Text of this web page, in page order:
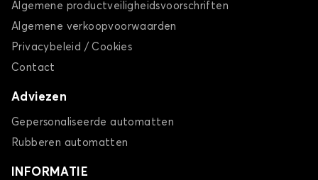
Algemene productveiligheidsvoorschriften
Algemene verkoopvoorwaarden
Privacybeleid / Cookies
Contact
Adviezen
Gepersonaliseerde automatten
Rubberen automatten
INFORMATIE